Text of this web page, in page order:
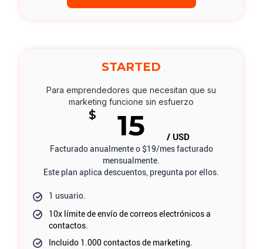
STARTED
Para emprendedores que necesitan que su
marketing funcione sin esfuerzo
$ 15 / USD
Facturado anualmente o $19/mes facturado
mensualmente.
Este plan aplica descuentos, pregunta por ellos.
1 usuario.
10x límite de envío de correos electrónicos a
contactos.
Incluido 1.000 contactos de marketing.